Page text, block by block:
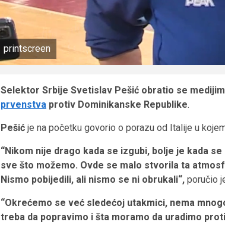
printscreen
Selektor Srbije Svetislav Pešić obratio se
prvenstva protiv Dominikanske Republike.
Pešić je na početku govorio o porazu od Italije u
“Nikom nije drago kada se izgubi, bolje je kada
sve što možemo. Ovde se malo stvorila ta
Nismo pobijedili, ali nismo se ni obrukali“, poručio
“Okrećemo se već sledećoj utakmici, nema
treba da popravimo i šta moramo da uradimo